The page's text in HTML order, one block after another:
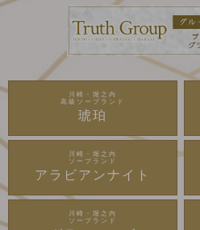
川崎・堀之内
高級ソープランド
琥珀
川崎・堀之内
ソープランド
アラビアンナイト
川崎・堀之内
ソープランド